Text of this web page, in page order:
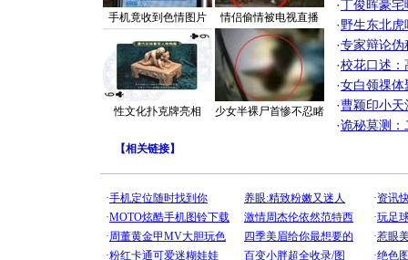
手机竟收到色情图片 情侣偷情被电视直播
性文化扑克牌亮相 少女半裸尸首惨不忍睹
·丁俊晖豪
·野生东北
·专家辩论伪
·校花口述：
·女白领祼体
·曹颖印小天
·诡秘莫测：
【相关链接】
[圣诞节]
你太多
要平安
[圣诞节]